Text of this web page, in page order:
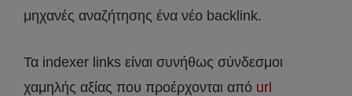
μηχανές αναζήτησης ένα νέο backlink.
Τα indexer links είναι συνήθως σύνδεσμοι
χαμηλής αξίας που προέρχονται από url